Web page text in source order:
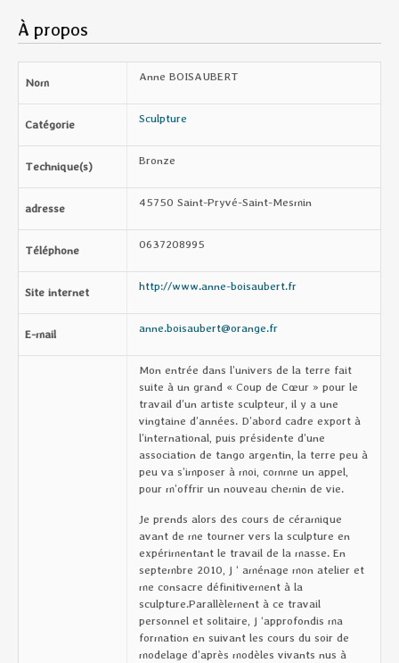
À propos
Nom Anne BOISAUBERT
Catégorie Sculpture
Technique(s) Bronze
adresse 45750 Saint-Pryvé-Saint-Mesmin
Téléphone 0637208995
Site internet http://www.anne-boisaubert.fr
E-mail anne.boisaubert@orange.fr
Mon entrée dans l’univers de la terre fait
suite à un grand « Coup de Cœur » pour le
travail d’un artiste sculpteur, il y a une
vingtaine d’années. D’abord cadre export à
l’international, puis présidente d’une
association de tango argentin, la terre peu à
peu va s’imposer à moi, comme un appel,
pour m’offrir un nouveau chemin de vie.
Je prends alors des cours de céramique
avant de me tourner vers la sculpture en
expérimentant le travail de la masse. En
septembre 2010, j ‘ aménage mon atelier et
me consacre définitivement à la
sculpture.Parallèlement à ce travail
personnel et solitaire, j ‘approfondis ma
formation en suivant les cours du soir de
modelage d’après modèles vivants nus à